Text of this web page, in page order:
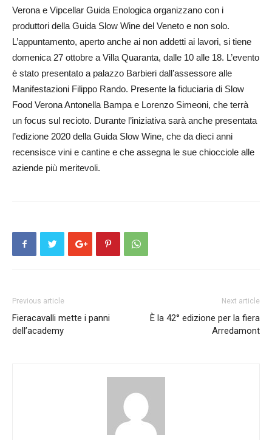
Verona e Vipcellar Guida Enologica organizzano con i
produttori della Guida Slow Wine del Veneto e non solo.
L’appuntamento, aperto anche ai non addetti ai lavori, si tiene
domenica 27 ottobre a Villa Quaranta, dalle 10 alle 18. L’evento
è stato presentato a palazzo Barbieri dall’assessore alle
Manifestazioni Filippo Rando. Presente la fiduciaria di Slow
Food Verona Antonella Bampa e Lorenzo Simeoni, che terrà
un focus sul recioto. Durante l’iniziativa sarà anche presentata
l’edizione 2020 della Guida Slow Wine, che da dieci anni
recensisce vini e cantine e che assegna le sue chiocciole alle
aziende più meritevoli.
Previous article
Fieracavalli mette i panni
dell’academy
Next article
È la 42° edizione per la fiera
Arredamont